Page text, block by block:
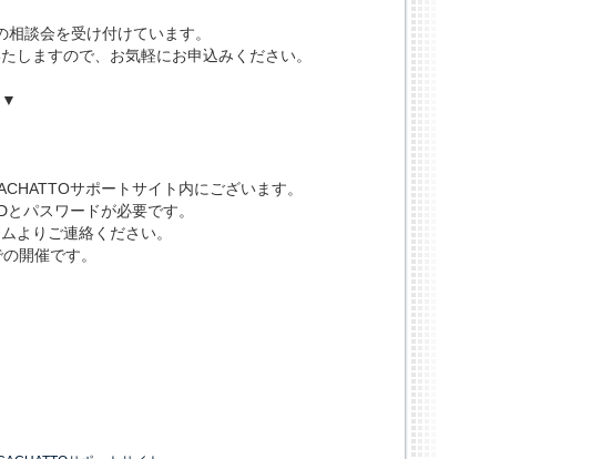
談会を受け付けています。
しますので、お気軽にお申込みください。
▼
サポートサイト内にございます。
パスワードが必要です。
よりご連絡ください。
開催です。